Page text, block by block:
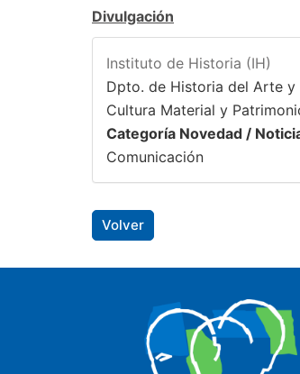
Divulgación
Instituto de Historia (IH)
Dpto. de Historia del Arte y
Cultura Material y
Categoría Novedad /
Comunicación
Volver